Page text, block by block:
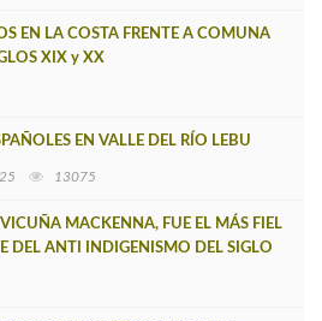
EN LA COSTA FRENTE A COMUNA
XIX y XX
EN VALLE DEL RÍO LEBU
13075
MACKENNA, FUE EL MÁS FIEL
DEL ANTI INDIGENISMO DEL SIGLO